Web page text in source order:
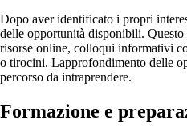
Dopo aver identificato i propri
delle opportunità disponibili.
risorse online, colloqui informativi
o tirocini. Lapprofondimento delle
percorso da intraprendere.
Formazione e